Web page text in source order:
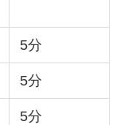
5分
5分
5分